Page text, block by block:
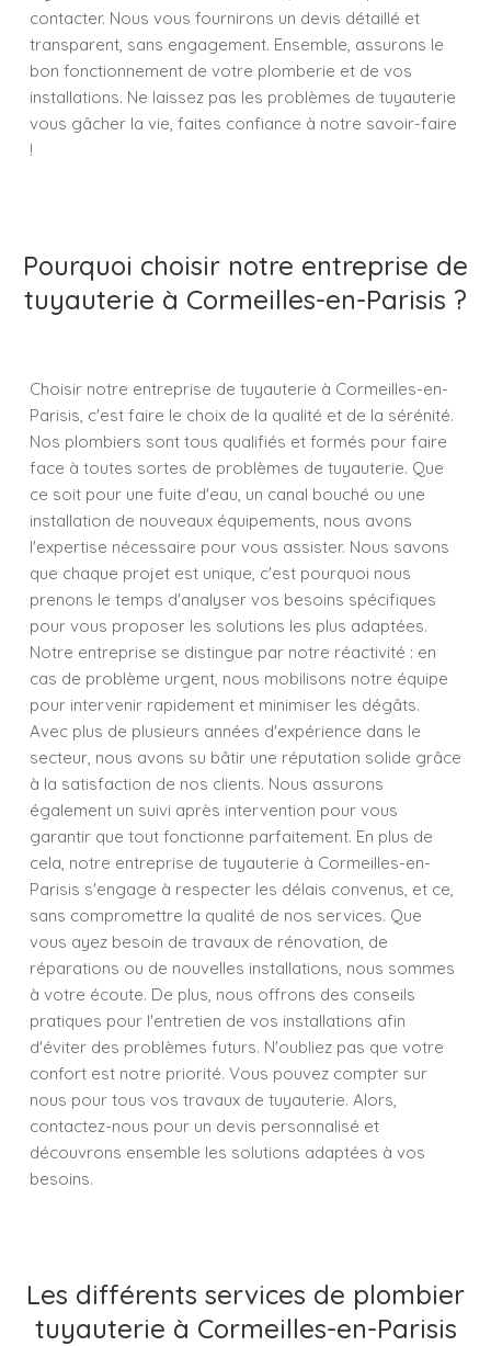
contacter. Nous vous fournirons un devis détaillé et
transparent, sans engagement. Ensemble, assurons le
bon fonctionnement de votre plomberie et de vos
installations. Ne laissez pas les problèmes de tuyauterie
vous gâcher la vie, faites confiance à notre savoir-faire
!
Pourquoi choisir notre entreprise de
tuyauterie à Cormeilles-en-Parisis ?
Choisir notre entreprise de tuyauterie à Cormeilles-en-
Parisis, c'est faire le choix de la qualité et de la sérénité.
Nos plombiers sont tous qualifiés et formés pour faire
face à toutes sortes de problèmes de tuyauterie. Que
ce soit pour une fuite d'eau, un canal bouché ou une
installation de nouveaux équipements, nous avons
l'expertise nécessaire pour vous assister. Nous savons
que chaque projet est unique, c'est pourquoi nous
prenons le temps d'analyser vos besoins spécifiques
pour vous proposer les solutions les plus adaptées.
Notre entreprise se distingue par notre réactivité : en
cas de problème urgent, nous mobilisons notre équipe
pour intervenir rapidement et minimiser les dégâts.
Avec plus de plusieurs années d'expérience dans le
secteur, nous avons su bâtir une réputation solide grâce
à la satisfaction de nos clients. Nous assurons
également un suivi après intervention pour vous
garantir que tout fonctionne parfaitement. En plus de
cela, notre entreprise de tuyauterie à Cormeilles-en-
Parisis s'engage à respecter les délais convenus, et ce,
sans compromettre la qualité de nos services. Que
vous ayez besoin de travaux de rénovation, de
réparations ou de nouvelles installations, nous sommes
à votre écoute. De plus, nous offrons des conseils
pratiques pour l'entretien de vos installations afin
d'éviter des problèmes futurs. N'oubliez pas que votre
confort est notre priorité. Vous pouvez compter sur
nous pour tous vos travaux de tuyauterie. Alors,
contactez-nous pour un devis personnalisé et
découvrons ensemble les solutions adaptées à vos
besoins.
Les différents services de plombier
tuyauterie à Cormeilles-en-Parisis